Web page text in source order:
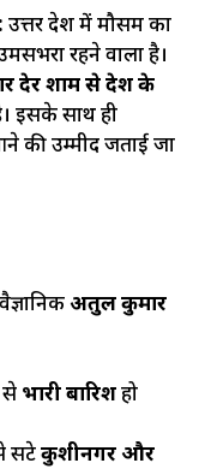
उत्तर प्रदेश में मौसम का
रहने वाला है।
देर शाम से प्रदेश के
इसके साथ ही
की उम्मीद जताई जा
अतुल कुमार
से भारी बारिशहो
सटेकुशीनगर और